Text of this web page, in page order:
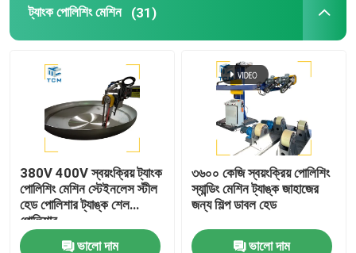
ওয়েল্ডিং মেশিন
ট্যাংক পোলিশিং মেশিন (31)
380V 400V স্বয়ংক্রিয় ট্যাংক
পোলিশিং মেশিন স্টেইনলেস স্টীল
হেড পোলিশার ট্যাঙ্ক শেল
পোলিশার
ভালো দাম
৩৬০০ কেজি স্বয়ংক্রিয় পোলিশিং
স্যান্ডিং মেশিন ট্যাঙ্ক জাহাজের
জন্য শিল্প ডাবল হেড
ভালো দাম